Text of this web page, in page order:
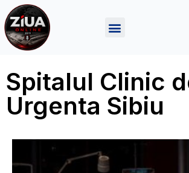
Spitalul Clinic
Urgenta Sibiu